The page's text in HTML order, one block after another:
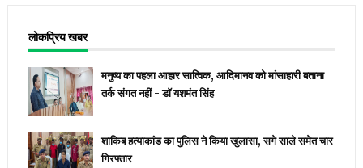
लोकप्रिय खबर
मनुष्य का पहला आहार सात्विक, आदिमानव को मांसाहारी बताना
तर्क संगत नहीं - डॉ यशमंत सिंह
शाकिब हत्याकांड का पुलिस ने किया खुलासा, सगे साले समेत चार
गिरफ्तार